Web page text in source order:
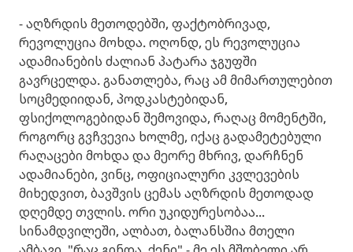
- აღზრდის მეთოდებში, ფაქტობრივად,
რევოლუცია მოხდა. ოღონდ, ეს რევოლუცია
ადამიანების ძალიან პატარა ჯგუფში
გავრცელდა. განათლება, რაც ამ მიმართულებით
სოცმედიიდან, პოდკასტებიდან,
ფსიქოლოგებიდან შემოვიდა, რაღაც მომენტში,
როგორც გვჩვევია ხოლმე, იქაც გადამეტებული
რაღაცები მოხდა და მეორე მხრივ, დარჩნენ
ადამიანები, ვინც, ოფიციალური კვლევების
მიხედვით, ბავშვის ცემას აღზრდის მეთოდად
დღემდე თვლის. ორი უკიდურესობაა...
სინამდვილეში, ალბათ, ბალანსშია მთელი